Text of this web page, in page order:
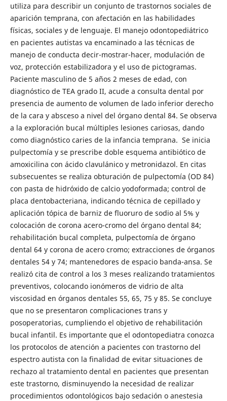
utiliza para describir un conjunto de trastornos sociales de
aparición temprana, con afectación en las habilidades
físicas, sociales y de lenguaje. El manejo odontopediátrico
en pacientes autistas va encaminado a las técnicas de
manejo de conducta decir-mostrar-hacer, modulación de
voz, protección estabilizadora y el uso de pictogramas.
Paciente masculino de 5 años 2 meses de edad, con
diagnóstico de TEA grado II, acude a consulta dental por
presencia de aumento de volumen de lado inferior derecho
de la cara y absceso a nivel del órgano dental 84. Se observa
a la exploración bucal múltiples lesiones cariosas, dando
como diagnóstico caries de la infancia temprana. Se inicia
pulpectomía y se prescribe doble esquema antibiótico de
amoxicilina con ácido clavulánico y metronidazol. En citas
subsecuentes se realiza obturación de pulpectomía (OD 84)
con pasta de hidróxido de calcio yodoformada; control de
placa dentobacteriana, indicando técnica de cepillado y
aplicación tópica de barniz de fluoruro de sodio al 5% y
colocación de corona acero-cromo del órgano dental 84;
rehabilitación bucal completa, pulpectomía de órgano
dental 64 y corona de acero cromo; extracciones de órganos
dentales 54 y 74; mantenedores de espacio banda-ansa. Se
realizó cita de control a los 3 meses realizando tratamientos
preventivos, colocando ionómeros de vidrio de alta
viscosidad en órganos dentales 55, 65, 75 y 85. Se concluye
que no se presentaron complicaciones trans y
posoperatorias, cumpliendo el objetivo de rehabilitación
bucal infantil. Es importante que el odontopediatra conozca
los protocolos de atención a pacientes con trastorno del
espectro autista con la finalidad de evitar situaciones de
rechazo al tratamiento dental en pacientes que presentan
este trastorno, disminuyendo la necesidad de realizar
procedimientos odontológicos bajo sedación o anestesia